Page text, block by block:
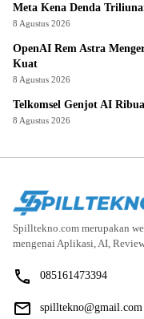
Meta Kena Denda
8 Agustus 2026
OpenAI Rem Astra
Kuat
8 Agustus 2026
Telkomsel Genjot AI
8 Agustus 2026
Spilltekno.com merupakan
mengenai Aplikasi, AI,
085161473394
spilltekno@gmail.com